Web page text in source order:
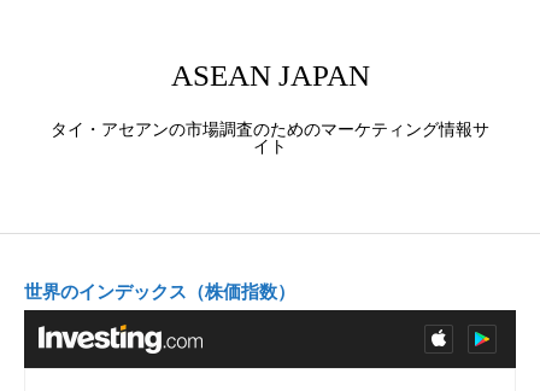
ASEAN JAPAN
タイ・アセアンの市場調査のためのマーケティング情報サ
イト
世界のインデックス（株価指数）